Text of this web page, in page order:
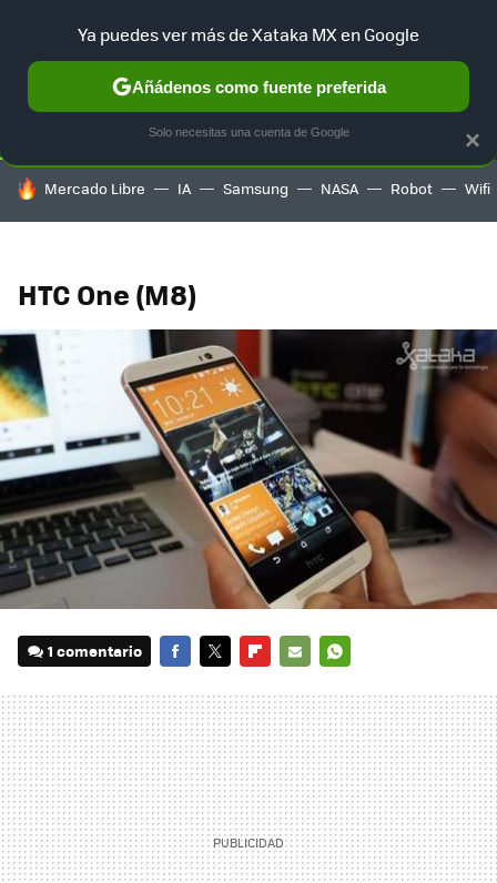
SELECCIÓN GAMING HOME AUTO TERRITORIO
HOY SE HABLA DE
Mercado Libre IA Samsung NASA Robot Wifi
HTC One (M8)
1 comentario
MAIL
×
Ya puedes ver más de Xataka MX en Google
Añádenos como fuente preferida
Solo necesitas una cuenta de Google